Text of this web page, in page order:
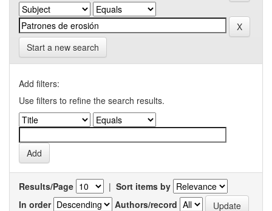
Start a new search
Add filters:
Use filters to refine the search results.
Results/Page | Sort items by
In order
Authors/record